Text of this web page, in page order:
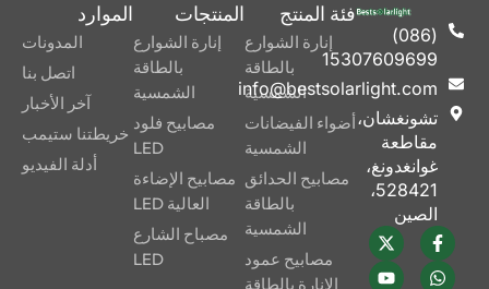
لا فواتير
كهربائية
عمر طويل
وأمان معتمد
بغض النظر عما إذا كنت ترغب
مثير للاهتمام في الحديقة، فإن
BSL-YGSO52 هو مزيج من
القوة والفعالية من حيث التكلفة
والابتكار في آلة واحدة مدمجة.
(086)
15307609699
info@bestsolarlight.com
تشونغشان،
مقاطعة
غوانغدونغ،
528421،
الصين
فئة المنتج
إنارة الشوارع
بالطاقة
الشمسية
أضواء الفيضانات
الشمسية
مصابيح الحدائق
بالطاقة
الشمسية
مصابيح عمود
الإنارة بالطاقة
المنتجات
إنارة الشوارع
بالطاقة
الشمسية
مصابيح فلود
LED
مصابيح الإضاءة
العالية LED
مصباح الشارع
LED
الموارد
المدونات
اتصل بنا
آخر الأخبار
خريطتنا ستيمب
أدلة الفيديو